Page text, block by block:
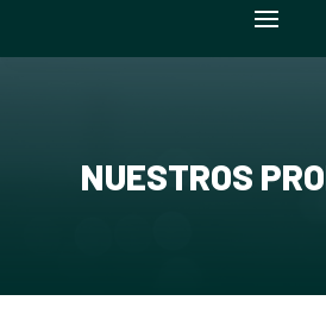
NUESTROS